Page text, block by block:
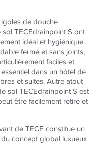
de douche
solTECEdrainpoint S ont
idéal et hygiénique.
fermé et sans joints,
faciles et
dans un hôtel de
et suites. Autre atout
solTECEdrainpoint S est
être facilement retiré et
deTECE constitue un
concept global luxueux